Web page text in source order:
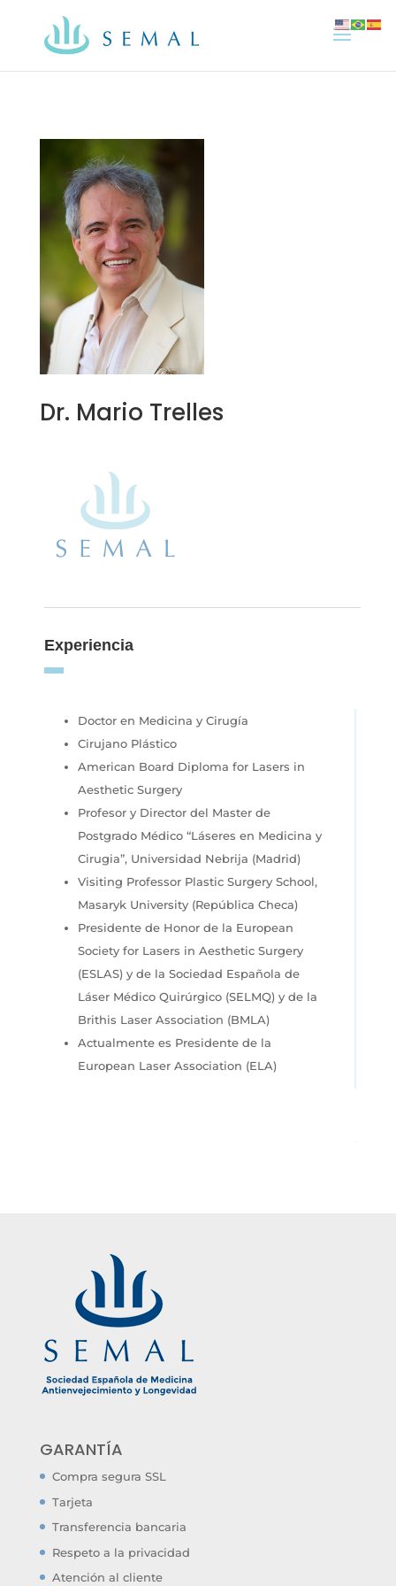
Dr. Mario Trelles
Experiencia
Doctor en Medicina y Cirugía
Cirujano Plástico
American Board Diploma for Lasers in
Aesthetic Surgery
Profesor y Director del Master de
Postgrado Médico “Láseres en Medicina y
Cirugia”, Universidad Nebrija (Madrid)
Visiting Professor Plastic Surgery School,
Masaryk University (República Checa)
Presidente de Honor de la European
Society for Lasers in Aesthetic Surgery
(ESLAS) y de la Sociedad Española de
Láser Médico Quirúrgico (SELMQ) y de la
Brithis Laser Association (BMLA)
Actualmente es Presidente de la
European Laser Association (ELA)
GARANTÍA
Compra segura SSL
Tarjeta
Transferencia bancaria
Respeto a la privacidad
Atención al cliente